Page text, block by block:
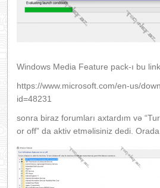
Windows Media Feature pack-ı bu
https://www.microsoft.com/en-us/
id=48231
sonra biraz forumları axtardım və
or off” da aktiv etməlisiniz dedi.